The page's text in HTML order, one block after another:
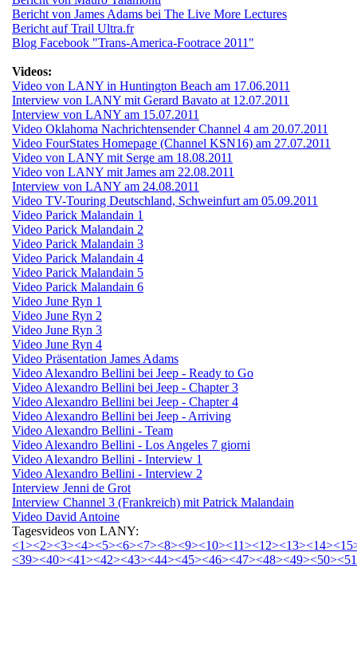
Bericht von James Adams bei The Live More Lectures
Bericht auf Trail Ultra.fr
Blog Facebook "Trans-America-Footrace 2011"
Videos:
Video von LANY in Huntington Beach am 17.06.2011
Interview von LANY mit Gerard Bavato at 12.07.2011
Interview von LANY am 15.07.2011
Video Oklahoma Nachrichtensender Channel 4 am 20.07.2011
Video FourStates Homepage (Channel KSN16) am 27.07.2011
Video von LANY mit Serge am 18.08.2011
Video von LANY mit James am 22.08.2011
Interview von LANY am 24.08.2011
Video TV-Touring Deutschland, Schweinfurt am 05.09.2011
Video Parick Malandain 1
Video Parick Malandain 2
Video Parick Malandain 3
Video Parick Malandain 4
Video Parick Malandain 5
Video Parick Malandain 6
Video June Ryn 1
Video June Ryn 2
Video June Ryn 3
Video June Ryn 4
Video Präsentation James Adams
Video Alexandro Bellini bei Jeep - Ready to Go
Video Alexandro Bellini bei Jeep - Chapter 3
Video Alexandro Bellini bei Jeep - Chapter 4
Video Alexandro Bellini bei Jeep - Arriving
Video Alexandro Bellini - Team
Video Alexandro Bellini - Los Angeles 7 giorni
Video Alexandro Bellini - Interview 1
Video Alexandro Bellini - Interview 2
Interview Jenni de Grot
Interview Channel 3 (Frankreich) mit Patrick Malandain
Video David Antoine
Tagesvideos von LANY:
<1><2><3><4><5><6><7><8><9><10><11><12><13><14>
<39><40><41><42><43><44><45><46><47><48><49><50>